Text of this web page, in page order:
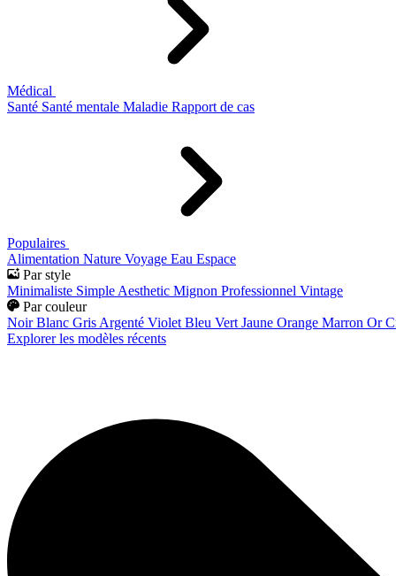
Médical
Santé Santé mentale Maladie Rapport de cas
Populaires
Alimentation Nature Voyage Eau Espace
Par style
Minimaliste Simple Aesthetic Mignon Professionnel Vintage
Par couleur
Noir Blanc Gris Argenté Violet Bleu Vert Jaune Orange Marron Or
Explorer les modèles récents